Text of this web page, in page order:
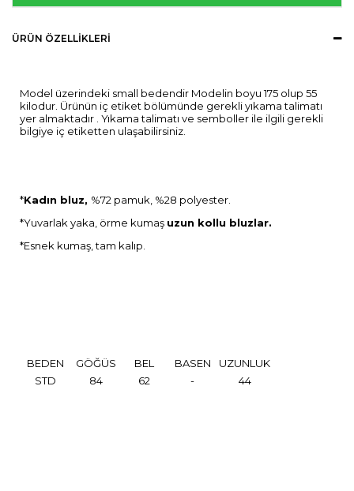
ÜRÜN ÖZELLIKLERI
Model üzerindeki small bedendir Modelin boyu 175 olup 55
kilodur. Ürünün iç etiket bölümünde gerekli yıkama talimatı
yer almaktadır . Yıkama talimatı ve semboller ile ilgili gerekli
bilgiye iç etiketten ulaşabilirsiniz.
*Kadın bluz, %72 pamuk, %28 polyester.
*Yuvarlak yaka, örme kumaş uzun kollu bluzlar.
*Esnek kumaş, tam kalıp.
BEDEN GÖĞÜS BEL BASEN
UZUNLUK
STD
84 62 - 44